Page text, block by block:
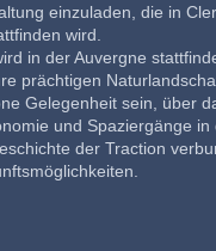
einzuladen, die in
wird.
in der Auvergne
prächtigen
Gelegenheit sein, über
und Spaziergänge in
der Traction